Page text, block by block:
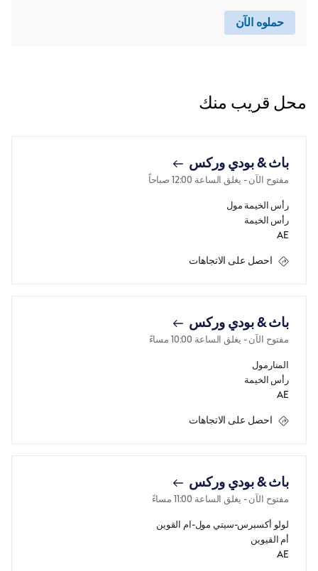
حملوه الآن
محل قريب منك
باث & بودي وركس
مفتوح الآن - يغلق الساعة 12:00 صباحاً
رأس الخيمة مول
رأس الخيمة
AE
احصل على الاتجاهات
باث & بودي وركس
مفتوح الآن - يغلق الساعة 10:00 مساءً
المنارمول
رأس الخيمة
AE
احصل على الاتجاهات
باث & بودي وركس
مفتوح الآن - يغلق الساعة 11:00 مساءً
لولو أكسبرس-سيتي مول-ام القوين
أم القيوين
AE